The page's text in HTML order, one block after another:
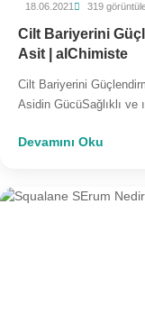
18.06.2021 319
Cilt Bariyerini
Asit | alChimiste
Cilt Bariyerini
Asidin GücüSağlıklı ve
Devamını Oku